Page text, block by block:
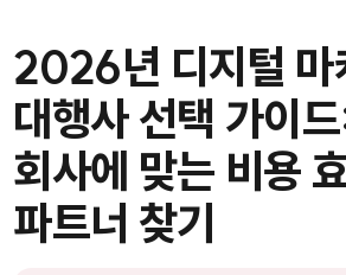
2026년 디지털 마
대행사 선택 가이드
회사에 맞는 비용
파트너 찾기